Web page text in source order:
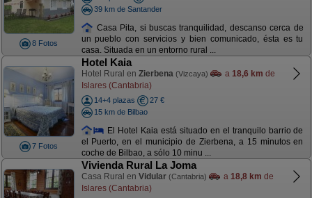
8 Fotos
39 km de Santander
Casa Pita, si buscas tranquilidad, descanso cerca de
un pueblo con servicios y bien comunicado, ésta es tu
casa. Situada en un entorno rural ...
7 Fotos
Hotel Kaia
Hotel Rural en Zierbena (Vizcaya) a 18,6 km de
Islares (Cantabria)
14+4 plazas
27 €
15 km de Bilbao
El Hotel Kaia está situado en el tranquilo barrio de
el Puerto, en el municipio de Zierbena, a 15 minutos en
coche de Bilbao, a sólo 10 minu ...
Vivienda Rural La Joma
Casa Rural en Vidular (Cantabria) a 18,8 km de
Islares (Cantabria)